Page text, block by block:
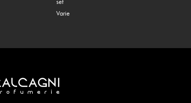
Varie